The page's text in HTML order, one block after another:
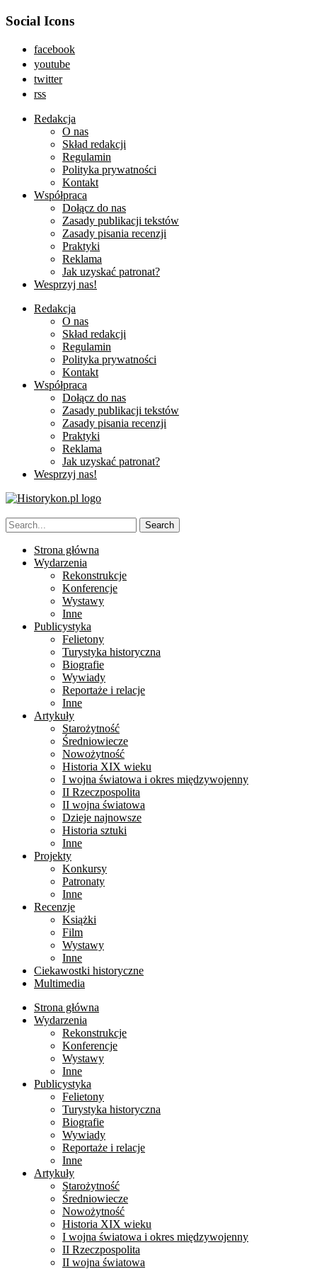
Social Icons
facebook
youtube
twitter
rss
Redakcja
O nas
Skład redakcji
Regulamin
Polityka prywatności
Kontakt
Współpraca
Dołącz do nas
Zasady publikacji tekstów
Zasady pisania recenzji
Praktyki
Reklama
Jak uzyskać patronat?
Wesprzyj nas!
Redakcja
O nas
Skład redakcji
Regulamin
Polityka prywatności
Kontakt
Współpraca
Dołącz do nas
Zasady publikacji tekstów
Zasady pisania recenzji
Praktyki
Reklama
Jak uzyskać patronat?
Wesprzyj nas!
Strona główna
Wydarzenia
Rekonstrukcje
Konferencje
Wystawy
Inne
Publicystyka
Felietony
Turystyka historyczna
Biografie
Wywiady
Reportaże i relacje
Inne
Artykuły
Starożytność
Średniowiecze
Nowożytność
Historia XIX wieku
I wojna światowa i okres międzywojenny
II Rzeczpospolita
II wojna światowa
Dzieje najnowsze
Historia sztuki
Inne
Projekty
Konkursy
Patronaty
Inne
Recenzje
Książki
Film
Wystawy
Inne
Ciekawostki historyczne
Multimedia
Strona główna
Wydarzenia
Rekonstrukcje
Konferencje
Wystawy
Inne
Publicystyka
Felietony
Turystyka historyczna
Biografie
Wywiady
Reportaże i relacje
Inne
Artykuły
Starożytność
Średniowiecze
Nowożytność
Historia XIX wieku
I wojna światowa i okres międzywojenny
II Rzeczpospolita
II wojna światowa